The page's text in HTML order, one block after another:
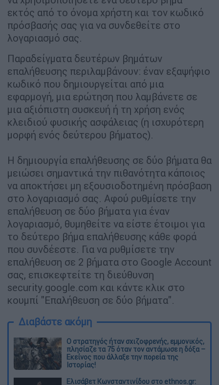
εκτός από το όνομα χρήστη και τον κωδικό
πρόσβασής σας για να συνδεθείτε στο
λογαριασμό σας.
Παραδείγματα δευτέρων βημάτων
επαλήθευσης περιλαμβάνουν: έναν εξαψήφιο
κωδικό που δημιουργείται από μια
εφαρμογή, μια ερώτηση που λαμβάνετε σε
μια αξιόπιστη συσκευή ή τη χρήση ενός
κλειδιού φυσικής ασφάλειας (η ισχυρότερη
μορφή ενός δεύτερου βήματος).
Η δημιουργία επαλήθευσης σε δύο βήματα θα
μειώσει σημαντικά την πιθανότητα κάποιος
να αποκτήσει μη εξουσιοδοτημένη πρόσβαση
στο λογαριασμό σας. Αφού ρυθμίσετε την
επαλήθευση σε δύο βήματα για έναν
λογαριασμό, θυμηθείτε να είστε έτοιμοι για
το δεύτερο βήμα επαλήθευσης κάθε φορά
που συνδέεστε. Για να ρυθμίσετε την
επαλήθευση σε 2 βήματα στο Google Αccount
σας, επισκεφτείτε τη διεύθυνση
security.google.com και κάντε κλικ στο
κουμπί "Επαλήθευση σε δύο βήματα".
Διαβάστε ακόμη
O στρατηγός ήταν σχιζοφρενής, εμμονικός,
πλησίαζε τα 75 όταν τον αντάμωσε η δόξα –
Εκείνος που άλλαξε την πορεία της
Ιστορίας!
Ελισάβετ Κωνσταντινίδου στο ethnos.gr: